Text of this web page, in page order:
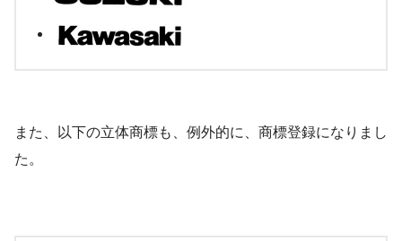
また、以下の立体商標も、例外的に、商標登録になりまし
た。